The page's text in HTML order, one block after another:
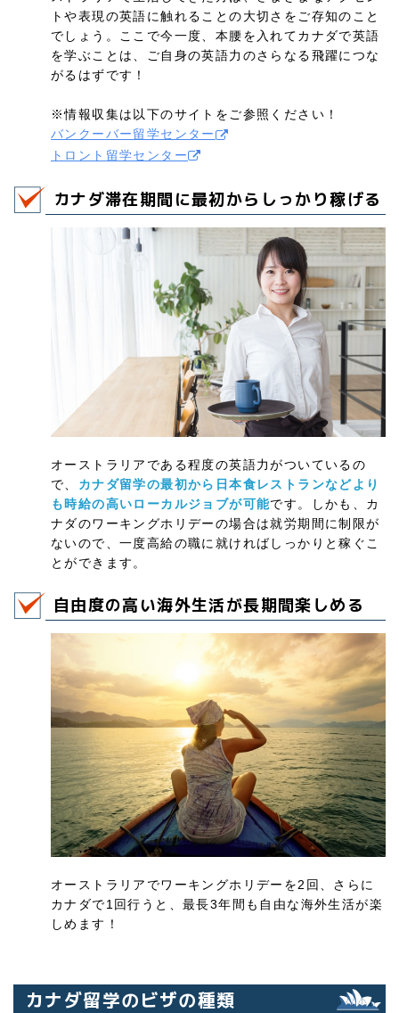
トや表現の英語に触れることの大切さをご存知のこと
でしょう。ここで今一度、本腰を入れてカナダで英語
を学ぶことは、ご自身の英語力のさらなる飛躍につな
がるはずです！
※情報収集は以下のサイトをご参照ください！
バンクーバー留学センター
トロント留学センター
カナダ滞在期間に最初からしっかり稼げる
オーストラリアである程度の英語力がついているの
で、 カナダ留学の最初から日本食レストランなどより
も時給の高いローカルジョブが可能です。しかも、カ
ナダのワーキングホリデーの場合は就労期間に制限が
ないので、一度高給の職に就ければしっかりと稼ぐこ
とができます。
自由度の高い海外生活が長期間楽しめる
オーストラリアでワーキングホリデーを2回、さらに
カナダで1回行うと、最長3年間も自由な海外生活が楽
しめます！
カナダ留学のビザの種類